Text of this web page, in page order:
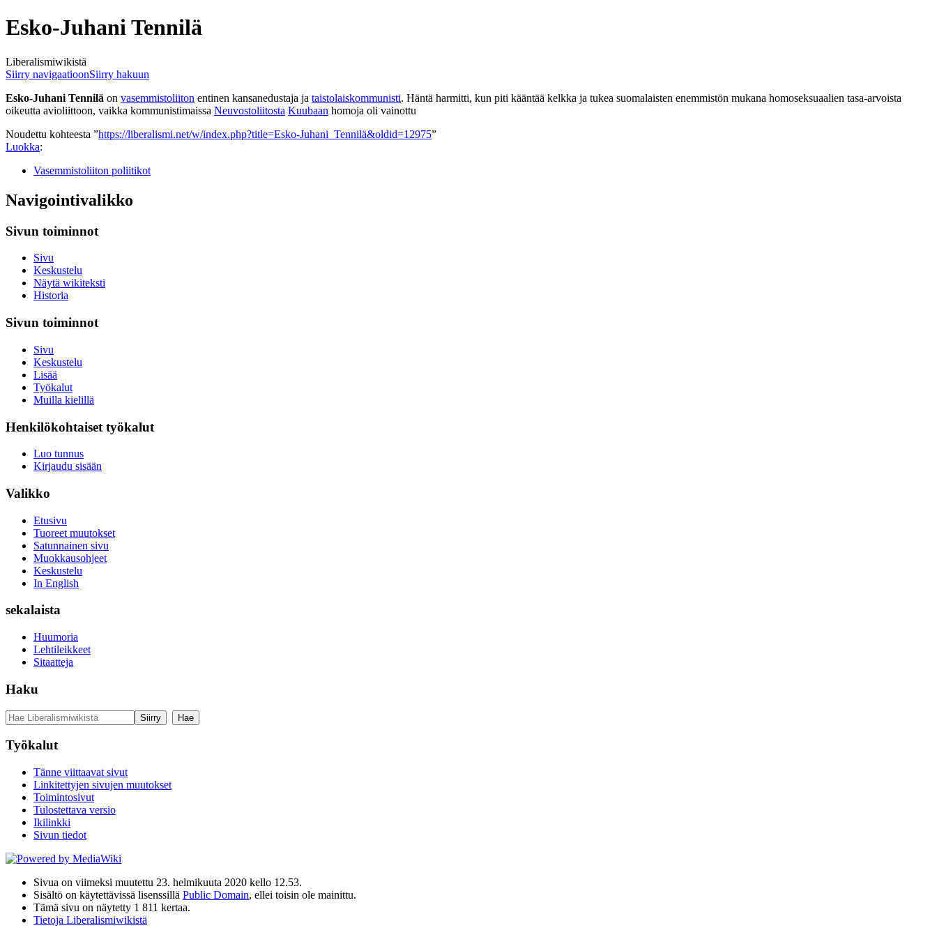
Esko-Juhani Tennilä
Liberalismiwikistä
Siirry navigaatioonSiirry hakuun
Esko-Juhani Tennilä on vasemmistoliiton entinen kansanedustaja ja taistolaiskommunisti. Häntä harmitti, kun piti kääntää kelkka ja tukea suomalaisten enemmistön mukana homoseksuaalien tasa-arvoista
oikeutta avioliittoon, vaikka kommunistimaissa Neuvostoliitosta Kuubaan homoja oli vainottu
Noudettu kohteesta ”https://liberalismi.net/w/index.php?title=Esko-Juhani_Tennilä&oldid=12975”
Luokka:
Vasemmistoliiton poliitikot
Navigointivalikko
Sivun toiminnot
Sivu
Keskustelu
Näytä wikiteksti
Historia
Sivun toiminnot
Sivu
Keskustelu
Lisää
Työkalut
Muilla kielillä
Henkilökohtaiset työkalut
Luo tunnus
Kirjaudu sisään
Valikko
Etusivu
Tuoreet muutokset
Satunnainen sivu
Muokkausohjeet
Keskustelu
In English
sekalaista
Huumoria
Lehtileikkeet
Sitaatteja
Haku
Työkalut
Tänne viittaavat sivut
Linkitettyjen sivujen muutokset
Toimintosivut
Tulostettava versio
Ikilinkki
Sivun tiedot
Sivua on viimeksi muutettu 23. helmikuuta 2020 kello 12.53.
Sisältö on käytettävissä lisenssillä Public Domain, ellei toisin ole mainittu.
Tämä sivu on näytetty 1 811 kertaa.
Tietoja Liberalismiwikistä